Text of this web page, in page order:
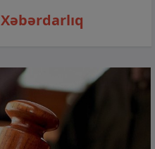
Xəbərdarlıq